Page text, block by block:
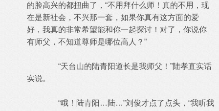
的脸高兴的都扭曲了，“不用拜什么师！真的不用，现
在是新社会，不兴那一套，如果你真有这方面的爱
好，我真的非常希望能和你一起探讨！对了，你说你
有师父，不知道尊师是哪位高人？”
“天台山的陆青阳道长是我师父！”陆孝直实话
实说。
“哦！陆青阳…陆…”刘俊才点了点头，“我听我